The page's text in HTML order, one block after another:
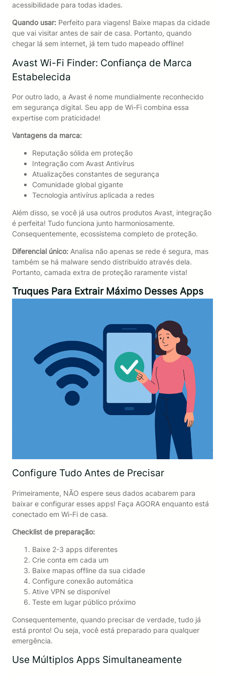
acessibilidade para todas idades.
Quando usar:Perfeito para viagens! Baixe mapas da cidade
que vai visitar antes de sair de casa. Portanto, quando
chegar lá sem internet, já tem tudo mapeado offline!
Avast Wi-Fi Finder: Confiança de Marca
Estabelecida
Por outro lado, a Avast é nome mundialmente reconhecido
em segurança digital. Seu app de Wi-Fi combina essa
expertise com praticidade!
Vantagens da marca:
Reputação sólida em proteção
Integração com Avast Antivírus
Atualizações constantes de segurança
Comunidade global gigante
Tecnologia antivírus aplicada a redes
Além disso, se você já usa outros produtos Avast, integração
é perfeita! Tudo funciona junto harmoniosamente.
Consequentemente, ecossistema completo de proteção.
Diferencial único:Analisa não apenas se rede é segura, mas
também se há malware sendo distribuído através dela.
Portanto, camada extra de proteção raramente vista!
Truques Para Extrair Máximo Desses Apps
Configure Tudo Antes de Precisar
Primeiramente, NÃO espere seus dados acabarem para
baixar e configurar esses apps! Faça AGORA enquanto está
conectado em Wi-Fi de casa.
Checklist de preparação:
Baixe 2-3 apps diferentes
Crie conta em cada um
Baixe mapas offline da sua cidade
Configure conexão automática
Ative VPN se disponível
Teste em lugar público próximo
Consequentemente, quando precisar de verdade, tudo já
está pronto! Ou seja, você está preparado para qualquer
emergência.
Use Múltiplos Apps Simultaneamente